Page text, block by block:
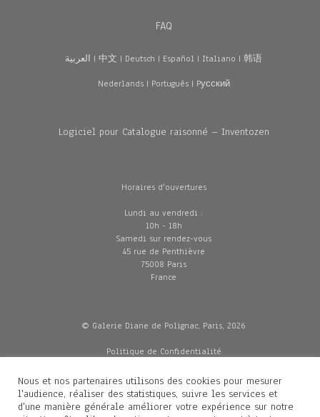
FAQ
العربية | 中文 | Deutsch | Español | Italiano | 韩语
Nederlands| Português| Pусский
Logiciel pour Catalogue raisonné – Inventozen
Horaires d'ouvertures
Lundi au vendredi :
10h - 18h
Samedi sur rendez-vous
45 rue de Penthièvre
75008 Paris
France
© Galerie Diane de Polignac, Paris, 2026
Politique de Confidentialité
Mentions légales
Livraisons
Nous et nos partenaires utilisons des cookies pour mesurer
l'audience, réaliser des statistiques, suivre les services et
d'une manière générale améliorer votre expérience sur notre